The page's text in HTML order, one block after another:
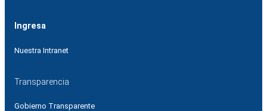
Ingresa
Nuestra Intranet
Transparencia
Gobierno Transparente